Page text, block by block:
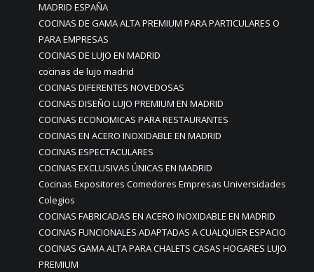
MADRID ESPAÑA
COCINAS DE GAMA ALTA PREMIUM PARA PARTICULARES O
PARA EMPRESAS
COCINAS DE LUJO EN MADRID
cocinas de lujo madrid
COCINAS DIFERENTES NOVEDOSAS
COCINAS DISEÑO LUJO PREMIUM EN MADRID
COCINAS ECONOMICAS PARA RESTAURANTES
COCINAS EN ACERO INOXIDABLE EN MADRID
COCINAS ESPECTACULARES
COCINAS EXCLUSIVAS ÚNICAS EN MADRID
Cocinas Expositores Comedores Empresas Universidades
Colegios
COCINAS FABRICADAS EN ACERO INOXIDABLE EN MADRID
COCINAS FUNCIONALES ADAPTADAS A CUALQUIER ESPACIO
COCINAS GAMA ALTA PARA CHALETS CASAS HOGARES LUJO
PREMIUM